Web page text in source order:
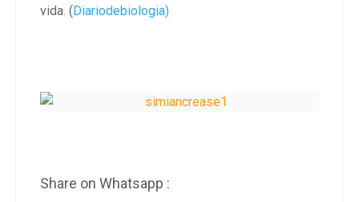
vida. (Diariodebiologia)
Share on Whatsapp :